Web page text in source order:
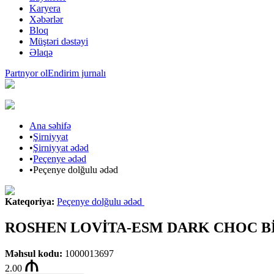
Karyera
Xəbərlər
Bloq
Müştəri dəstəyi
Əlaqə
Partnyor olEndirim jurnalı
Ana səhifə
•Şirniyyat
•Şirniyyat ədəd
•Peçenye ədəd
•Peçenye dolğulu ədəd
Kateqoriya: Peçenye dolğulu ədəd
ROSHEN LOVİTA-ESM DARK CHOC
Məhsul kodu: 1000013697
2.00